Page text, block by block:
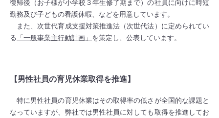
復帰後（お子様が小学校３年生修了期まで）の社員に向けに時短
勤務及び子どもの看護休暇、などを用意しています。
また、次世代育成支援対策推進法（次世代法）に定められてい
る
「一般事業主行動計画」 を策定し、公表しています。
【男性社員の育児休業取得を推進】
特に男性社員の育児休業はその取得率の低さが全国的な課題と
なっていますが、弊社では男性社員に対しても取得を推進してお